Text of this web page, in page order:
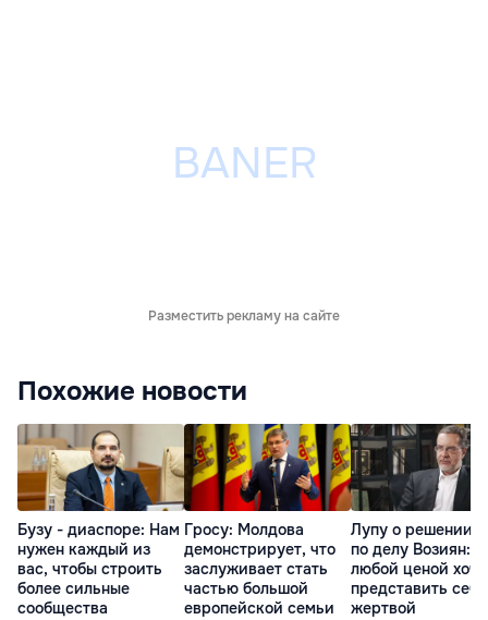
Разместить рекламу на сайте
Похожие новости
Бузу - диаспоре: Нам
нужен каждый из
вас, чтобы строить
более сильные
сообщества
Гросу: Молдова
демонстрирует, что
заслуживает стать
частью большой
европейской семьи
Лупу о решении
по делу Возиян:
любой ценой
представить себя
жертвой